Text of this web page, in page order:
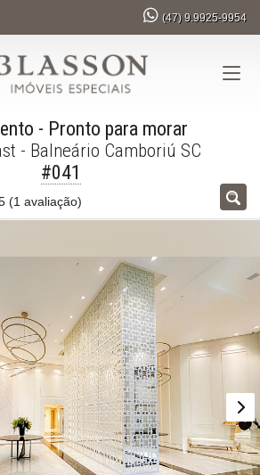
(47)9.9925-9954
- Pronto para morar
- Balneário Camboriú SC
#041
(1 avaliação)